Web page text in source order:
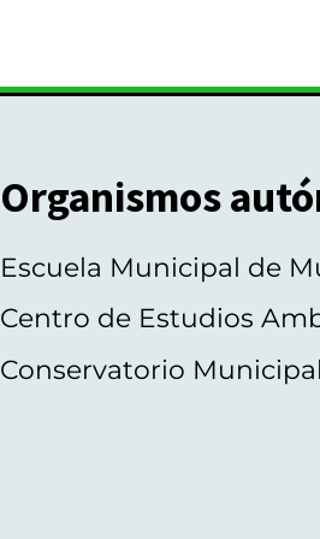
Organismos
Escuela Municipal de
Centro de Estudios
Conservatorio